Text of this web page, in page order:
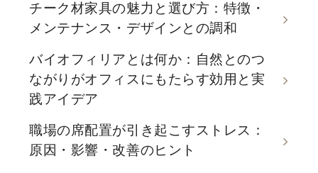
チーク材家具の魅力と選び方：特徴・
メンテナンス・デザインとの調和
バイオフィリアとは何か：自然とのつ
ながりがオフィスにもたらす効用と実
践アイデア
職場の席配置が引き起こすストレス：
原因・影響・改善のヒント